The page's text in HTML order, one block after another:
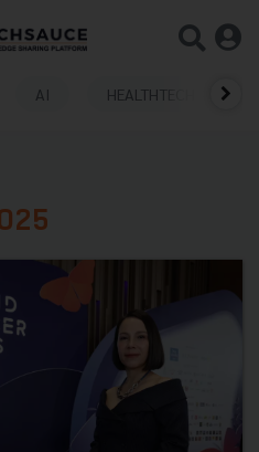
AI HEALTHTECH